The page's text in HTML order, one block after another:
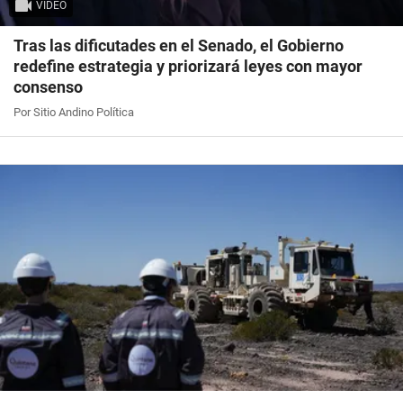
VIDEO
Tras las dificutades en el Senado, el Gobierno
redefine estrategia y priorizará leyes con mayor
consenso
Por Sitio Andino Política